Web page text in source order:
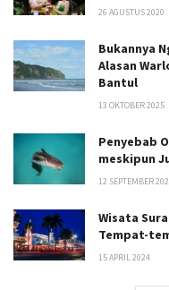
26 AGUSTUS 2020
Bukannya
Alasan
Bantul
13 OKTOBER 2025
Penyebab
meskipun
12 SEPTEMBER
Wisata
Tempat-
15 APRIL 2024